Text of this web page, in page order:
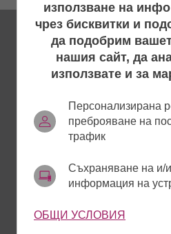
използване на
чрез бисквитки и
да подобрим
нашия сайт, да
използвате и за
Персонализирана
преброяване на
трафик
Съхраняване на и/
информация на
ОБЩИ УСЛОВИЯ